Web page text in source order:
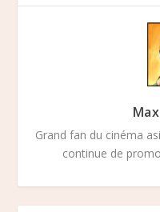
Grand fan du cinéma
continue de